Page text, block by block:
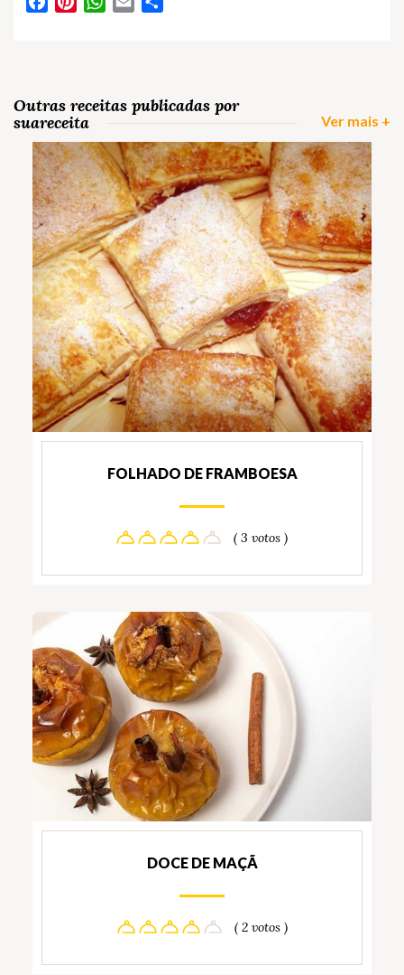
Outras receitas publicadas por
suareceita
Ver mais +
FOLHADO DE FRAMBOESA
( 3 votos )
DOCE DE MAÇÃ
( 2 votos )